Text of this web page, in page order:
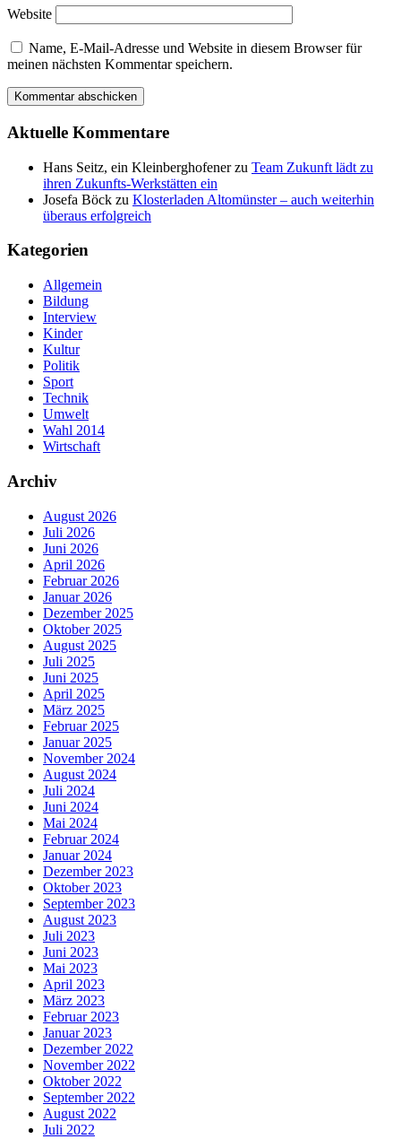
Website
Name, E-Mail-Adresse und Website in diesem Browser für
meinen nächsten Kommentar speichern.
Aktuelle Kommentare
Hans Seitz, ein Kleinberghofenerzu Team Zukunft lädt zu
ihren Zukunfts-Werkstätten ein
Josefa Böck zu Klosterladen Altomünster – auch weiterhin
überaus erfolgreich
Kategorien
Allgemein
Bildung
Interview
Kinder
Kultur
Politik
Sport
Technik
Umwelt
Wahl 2014
Wirtschaft
Archiv
August 2026
Juli 2026
Juni 2026
April 2026
Februar 2026
Januar 2026
Dezember 2025
Oktober 2025
August 2025
Juli 2025
Juni 2025
April 2025
März 2025
Februar 2025
Januar 2025
November 2024
August 2024
Juli 2024
Juni 2024
Mai 2024
Februar 2024
Januar 2024
Dezember 2023
Oktober 2023
September 2023
August 2023
Juli 2023
Juni 2023
Mai 2023
April 2023
März 2023
Februar 2023
Januar 2023
Dezember 2022
November 2022
Oktober 2022
September 2022
August 2022
Juli 2022